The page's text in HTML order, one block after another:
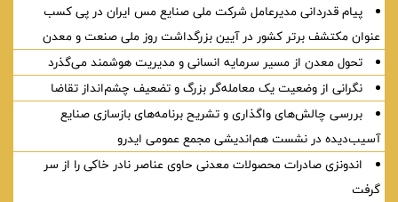
پیام قدردانی مدیرعامل شرکت ملی صنایع مس ایران در پی کسب
عنوان مکتشف برتر کشور در آیین بزرگداشت روز ملی صنعت و معدن
تحول معدن از مسیر سرمایه انسانی و مدیریت هوشمند می‌گذرد
نگرانی از وضعیت یک معامله‌گر بزرگ و تضعیف چشم‌انداز تقاضا
بررسی چالش‌های واگذاری و تشریح برنامه‌های بازسازی صنایع
آسیب‌دیده در نشست هم‌اندیشی مجمع عمومی ایدرو
اندونزی صادرات محصولات معدنی حاوی عناصر نادر خاکی را از سر
گرفت